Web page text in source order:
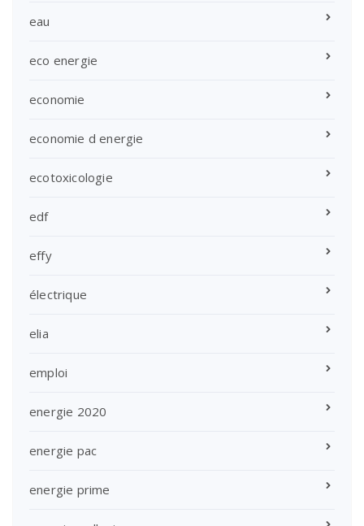
eau
eco energie
economie
economie d energie
ecotoxicologie
edf
effy
électrique
elia
emploi
energie 2020
energie pac
energie prime